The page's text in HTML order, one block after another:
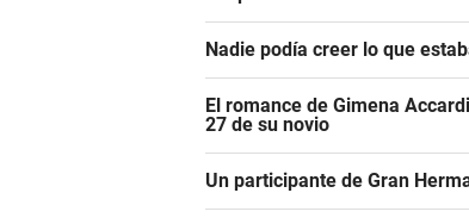
Nadie podía creer lo que
El romance de Gimena
27 de su novio
Un participante de Gran